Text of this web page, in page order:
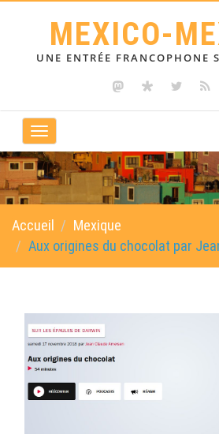
MEXICO-
UNE ENTRÉE FRANCOPHONE
Toggle
navigation
Accueil
Mexique
Aux origines du chocolat par